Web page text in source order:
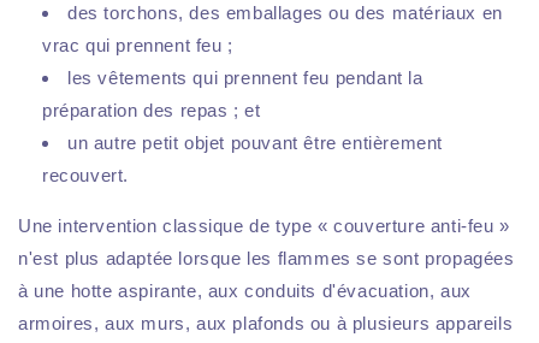
des torchons, des emballages ou des matériaux en
vrac qui prennent feu ;
les vêtements qui prennent feu pendant la
préparation des repas ; et
un autre petit objet pouvant être entièrement
recouvert.
Une intervention classique de type « couverture anti-feu »
n'est plus adaptée lorsque les flammes se sont propagées
à une hotte aspirante, aux conduits d'évacuation, aux
armoires, aux murs, aux plafonds ou à plusieurs appareils